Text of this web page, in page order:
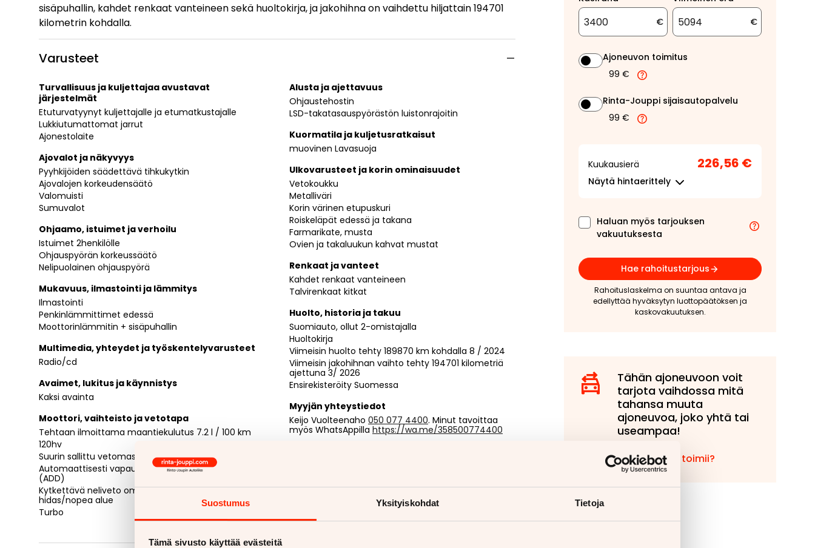
Suostumus Yksityiskohdat Tietoja
Tämä sivusto käyttää evästeitä
sisäpuhallin, kahdet renkaat vanteineen sekä huoltokirja, ja jakohihna on vaihdettu hiljattain 194701
kilometrin kohdalla.
Varusteet
Turvallisuus ja kuljettajaa avustavat
järjestelmät
Etuturvatyynyt kuljettajalle ja etumatkustajalle
Lukkiutumattomat jarrut
Ajonestolaite
Ajovalot ja näkyvyys
Pyyhkijöiden säädettävä tihkukytkin
Ajovalojen korkeudensäätö
Valomuisti
Sumuvalot
Ohjaamo, istuimet ja verhoilu
Istuimet 2henkilölle
Ohjauspyörän korkeussäätö
Nelipuolainen ohjauspyörä
Mukavuus, ilmastointi ja lämmitys
Ilmastointi
Penkinlämmittimet edessä
Moottorinlämmitin + sisäpuhallin
Multimedia, yhteydet ja työskentelyvarusteet
Radio/cd
Avaimet, lukitus ja käynnistys
Kaksi avainta
Moottori, vaihteisto ja vetotapa
Tehtaan ilmoittama maantiekulutus 7.2 l / 100 km
120hv
Suurin sallittu vetomassa 2250kg
Automaattisesti vapautuva etutasauspyörästö
(ADD)
Kytkettävä neliveto omalla vaihdevivulla,
hidas/nopea alue
Turbo
Alusta ja ajettavuus
Ohjaustehostin
LSD-takatasauspyörästön luistonrajoitin
Kuormatila ja kuljetusratkaisut
muovinen Lavasuoja
Ulkovarusteet ja korin ominaisuudet
Vetokoukku
Metalliväri
Korin värinen etupuskuri
Roiskeläpät edessä ja takana
Farmarikate, musta
Ovien ja takaluukun kahvat mustat
Renkaat ja vanteet
Kahdet renkaat vanteineen
Talvirenkaat kitkat
Huolto, historia ja takuu
Suomiauto, ollut 2-omistajalla
Huoltokirja
Viimeisin huolto tehty 189870 km kohdalla 8 / 2024
Viimeisin jakohihnan vaihto tehty 194701 kilometriä
ajettuna 3/ 2026
Ensirekisteröity Suomessa
Myyjän yhteystiedot
Keijo Vuolteenaho 050 077 4400. Minut tavoittaa
myös WhatsAppilla https://wa.me/358500774400
€
€
Ajoneuvon toimitus
99 €
Rinta-Jouppi sijaisautopalvelu
99 €
Kuukausierä 226,56 €
Näytä hintaerittely
Haluan myös tarjouksen
vakuutuksesta
Hae rahoitustarjous
Rahoituslaskelma on suuntaa antava ja
edellyttää hyväksytyn luottopäätöksen ja
kaskovakuutuksen.
Tähän ajoneuvoon voit
tarjota vaihdossa mitä
tahansa muuta
ajoneuvoa, joko yhtä tai
useampaa!
Miten vaihto toimii?